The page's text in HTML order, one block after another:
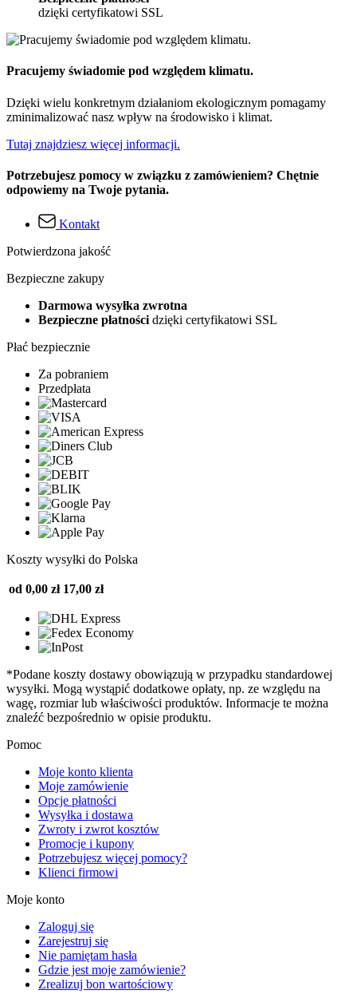
dzięki certyfikatowi SSL
Pracujemy świadomie pod względem klimatu.
Dzięki wielu konkretnym działaniom ekologicznym pomagamy
zminimalizować nasz wpływ na środowisko i klimat.
Tutaj znajdziesz więcej informacji.
Potrzebujesz pomocy w związku z zamówieniem? Chętnie
odpowiemy na Twoje pytania.
Kontakt
Potwierdzona jakość
Bezpieczne zakupy
Darmowa wysyłka zwrotna
Bezpieczne płatności dzięki certyfikatowi SSL
Płać bezpiecznie
Za pobraniem
Przedpłata
Koszty wysyłki do Polska
od 0,00 zł 17,00 zł
*Podane koszty dostawy obowiązują w przypadku standardowej
wysyłki. Mogą wystąpić dodatkowe opłaty, np. ze względu na
wagę, rozmiar lub właściwości produktów. Informacje te można
znaleźć bezpośrednio w opisie produktu.
Pomoc
Moje konto klienta
Moje zamówienie
Opcje płatności
Wysyłka i dostawa
Zwroty i zwrot kosztów
Promocje i kupony
Potrzebujesz więcej pomocy?
Klienci firmowi
Moje konto
Zaloguj się
Zarejestruj się
Nie pamiętam hasła
Gdzie jest moje zamówienie?
Zrealizuj bon wartościowy